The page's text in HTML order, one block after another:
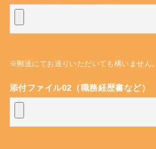
※郵送にてお送りいただいても構いません。
添付ファイル02（職務経歴書など）